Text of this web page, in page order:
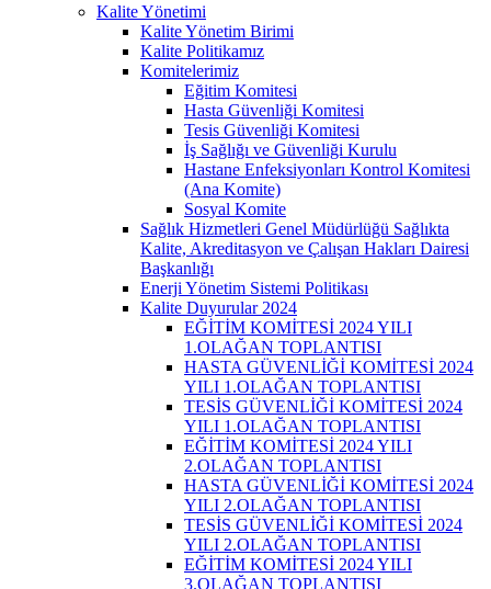
Kalite Yönetimi
Kalite Yönetim Birimi
Kalite Politikamız
Komitelerimiz
Eğitim Komitesi
Hasta Güvenliği Komitesi
Tesis Güvenliği Komitesi
İş Sağlığı ve Güvenliği Kurulu
Hastane Enfeksiyonları Kontrol Komitesi
(Ana Komite)
Sosyal Komite
Sağlık Hizmetleri Genel Müdürlüğü Sağlıkta
Kalite, Akreditasyon ve Çalışan Hakları Dairesi
Başkanlığı
Enerji Yönetim Sistemi Politikası
Kalite Duyurular 2024
EĞİTİM KOMİTESİ 2024 YILI
1.OLAĞAN TOPLANTISI
HASTA GÜVENLİĞİ KOMİTESİ 2024
YILI 1.OLAĞAN TOPLANTISI
TESİS GÜVENLİĞİ KOMİTESİ 2024
YILI 1.OLAĞAN TOPLANTISI
EĞİTİM KOMİTESİ 2024 YILI
2.OLAĞAN TOPLANTISI
HASTA GÜVENLİĞİ KOMİTESİ 2024
YILI 2.OLAĞAN TOPLANTISI
TESİS GÜVENLİĞİ KOMİTESİ 2024
YILI 2.OLAĞAN TOPLANTISI
EĞİTİM KOMİTESİ 2024 YILI
3.OLAĞAN TOPLANTISI